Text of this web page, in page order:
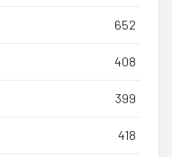
652
408
399
418